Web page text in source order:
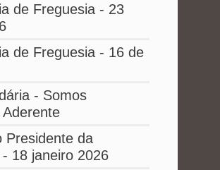
de Freguesia - 23
de Freguesia - 16 de
- Somos
Presidente da
18 janeiro 2026